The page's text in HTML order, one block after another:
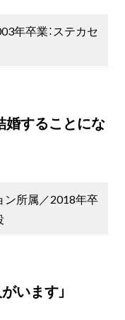
年卒業：ステカセ
婚することにな
所属／2018年卒
います」